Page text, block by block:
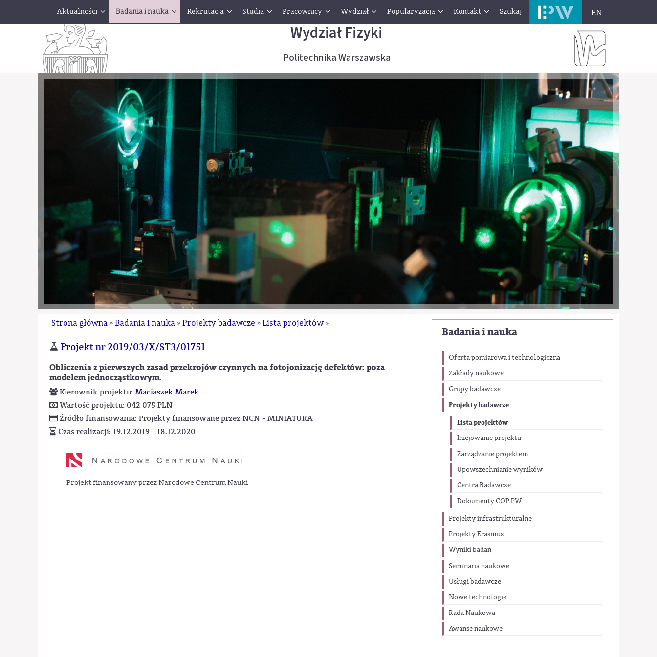
Aktualności Badania i nauka Rekrutacja Studia Pracownicy Wydział Popularyzacja Kontakt Szukaj EN
Wydział Fizyki
Politechnika Warszawska
Badania i nauka
Oferta pomiarowa i technologiczna
Zakłady naukowe
Grupy badawcze
Projekty badawcze
Lista projektów
Inicjowanie projektu
Zarządzanie projektem
Upowszechnianie wyników
Centra Badawcze
Dokumenty COP PW
Projekty infrastrukturalne
Projekty Erasmus+
Wyniki badań
Seminaria naukowe
Usługi badawcze
Nowe technologie
Rada Naukowa
Awanse naukowe
Strona główna » Badania i nauka » Projekty badawcze » Lista projektów »
Projekt nr 2019/03/X/ST3/01751
Obliczenia z pierwszych zasad przekrojów czynnych na fotojonizację defektów: poza
modelem jednocząstkowym.
Kierownik projektu:Maciaszek Marek
Wartość projektu: 042 075 PLN
Źródło finansowania: Projekty finansowane przez NCN - MINIATURA
Czas realizacji: 19.12.2019 - 18.12.2020
Projekt finansowany przez Narodowe Centrum Nauki